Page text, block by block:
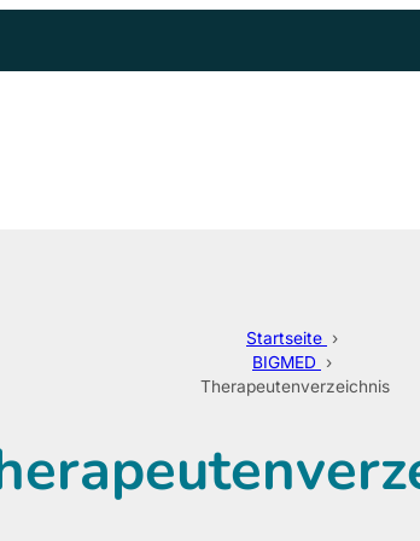
Startseite ›
BIGMED
›
Therapeutenverzeichnis